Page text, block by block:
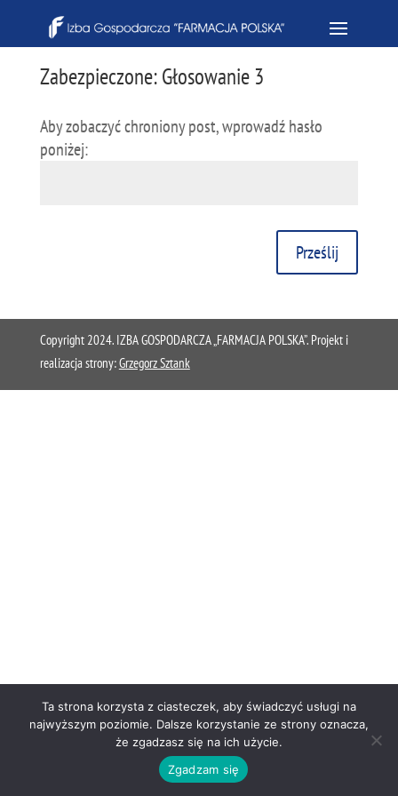
Zabezpieczone: Głosowanie 3
Aby zobaczyć chroniony post, wprowadź hasło
poniżej:
Prześlij
Copyright 2024. IZBA GOSPODARCZA „FARMACJA POLSKA”. Projekt i
realizacja strony:Grzegorz Sztank
Ta strona korzysta z ciasteczek, aby świadczyć usługi na
najwyższym poziomie. Dalsze korzystanie ze strony oznacza,
że zgadzasz się na ich użycie.
Zgadzam się